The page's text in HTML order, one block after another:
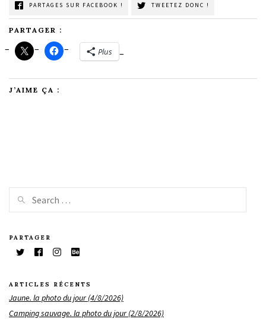
PARTAGES SUR FACEBOOK ! TWEETEZ DONC !
PARTAGER :
Plus
J’AIME ÇA :
PARTAGER
ARTICLES RÉCENTS
Jaune. la photo du jour (4/8/2026)
Camping sauvage. la photo du jour (2/8/2026)